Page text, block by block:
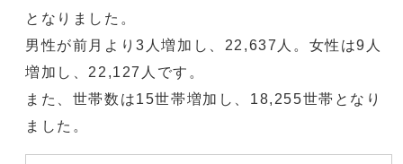
となりました。
男性が前月より3人増加し、22,637人。女性は9人
増加し、22,127人です。
また、世帯数は15世帯増加し、18,255世帯となり
ました。